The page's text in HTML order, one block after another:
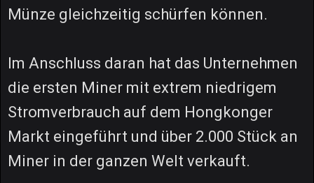
Münze gleichzeitig schürfen können.
Im Anschluss daran hat das Unternehmen
die ersten Miner mit extrem niedrigem
Stromverbrauch auf dem Hongkonger
Markt eingeführt und über 2.000 Stück an
Miner in der ganzen Welt verkauft.